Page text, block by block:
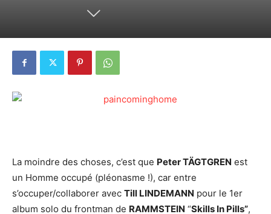
La moindre des choses, c’est que Peter TÄGTGREN est
un Homme occupé (pléonasme !), car entre
s’occuper/collaborer avec Till LINDEMANN pour le 1er
album solo du frontman de RAMMSTEIN “Skills In Pills”,